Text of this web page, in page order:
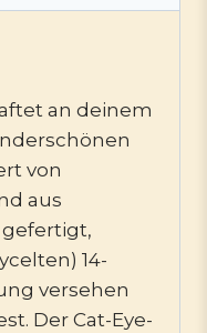
an deinem
von
aus
14-
versehen
Der Cat-Eye-